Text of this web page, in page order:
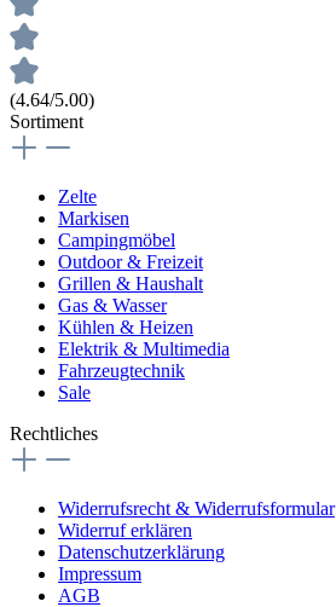
(4.64/5.00)
Sortiment
Zelte
Markisen
Campingmöbel
Outdoor & Freizeit
Grillen & Haushalt
Gas & Wasser
Kühlen & Heizen
Elektrik & Multimedia
Fahrzeugtechnik
Sale
Rechtliches
Widerrufsrecht & Widerrufsformular
Widerruf erklären
Datenschutzerklärung
Impressum
AGB